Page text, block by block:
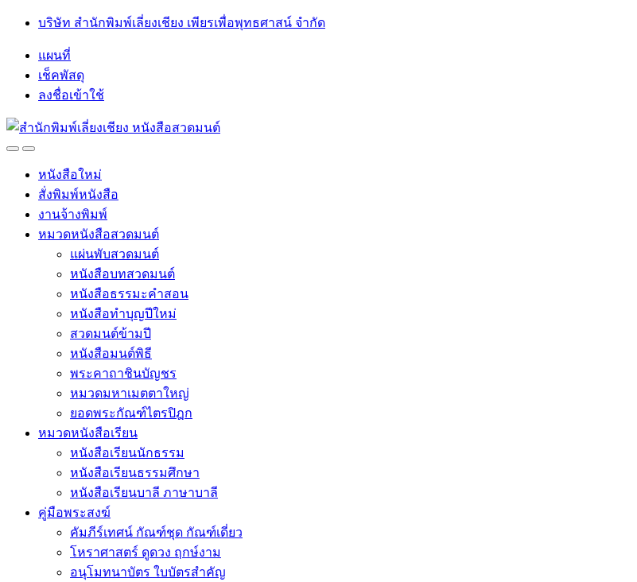
Skip
navigation
Skip
บริษัท สำนักพิมพ์เลี่ยงเชียง เพียรเพื่อพุทธศาสน์ จำกัด
แผนที่
เช็คพัสดุ
ลงชื่อเข้าใช้
OpenClose
หนังสือใหม่
สั่งพิมพ์หนังสือ
งานจ้างพิมพ์
หมวดหนังสือสวดมนต์
แผ่นพับสวดมนต์
หนังสือบทสวดมนต์
หนังสือธรรมะคำสอน
หนังสือทำบุญปีใหม่
สวดมนต์ข้ามปี
หนังสือมนต์พิธี
พระคาถาชินบัญชร
หมวดมหาเมตตาใหญ่
ยอดพระกัณฑ์ไตรปิฎก
หมวดหนังสือเรียน
หนังสือเรียนนักธรรม
หนังสือเรียนธรรมศึกษา
หนังสือเรียนบาลี ภาษาบาลี
คู่มือพระสงฆ์
คัมภีร์เทศน์ กัณฑ์ชุด กัณฑ์เดี่ยว
โหราศาสตร์ ดูดวง ฤกษ์งาม
อนุโมทนาบัตร ใบบัตรสำคัญ